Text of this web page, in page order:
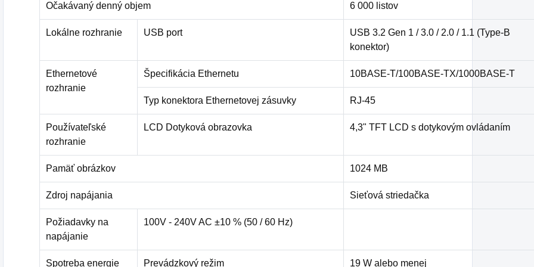
Očakávaný denný objem 6 000 listov
Lokálne rozhranie USB port
USB 3.2 Gen 1 / 3.0 / 2.0 / 1.1 (Type-B
konektor)
Ethernetové
rozhranie
Špecifikácia Ethernetu 10BASE-T/100BASE-TX/1000BASE-T
Typ konektora Ethernetovej zásuvky RJ-45
Používateľské
rozhranie
LCD Dotyková obrazovka 4,3" TFT LCD s dotykovým ovládaním
Pamäť obrázkov 1024 MB
Zdroj napájania Sieťová striedačka
Požiadavky na
napájanie
100V - 240V AC ±10 % (50 / 60 Hz)
Spotreba energie Prevádzkový režim 19 W alebo menej